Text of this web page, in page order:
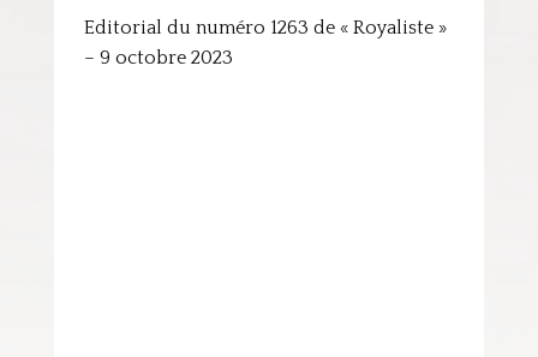
Editorial du numéro 1263 de « Royaliste »
– 9 octobre 2023